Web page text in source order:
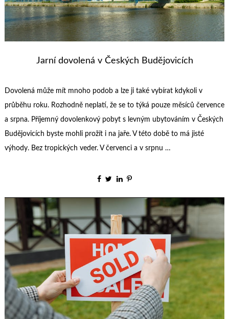
Jarní dovolená v Českých Budějovicích
Dovolená může mít mnoho podob a lze ji také vybírat kdykoli v
průběhu roku. Rozhodně neplatí, že se to týká pouze měsíců července
a srpna. Příjemný dovolenkový pobyt s levným ubytováním v Českých
Budějovicích byste mohli prožít i na jaře. V této době to má jisté
výhody. Bez tropických veder. V červenci a v srpnu …